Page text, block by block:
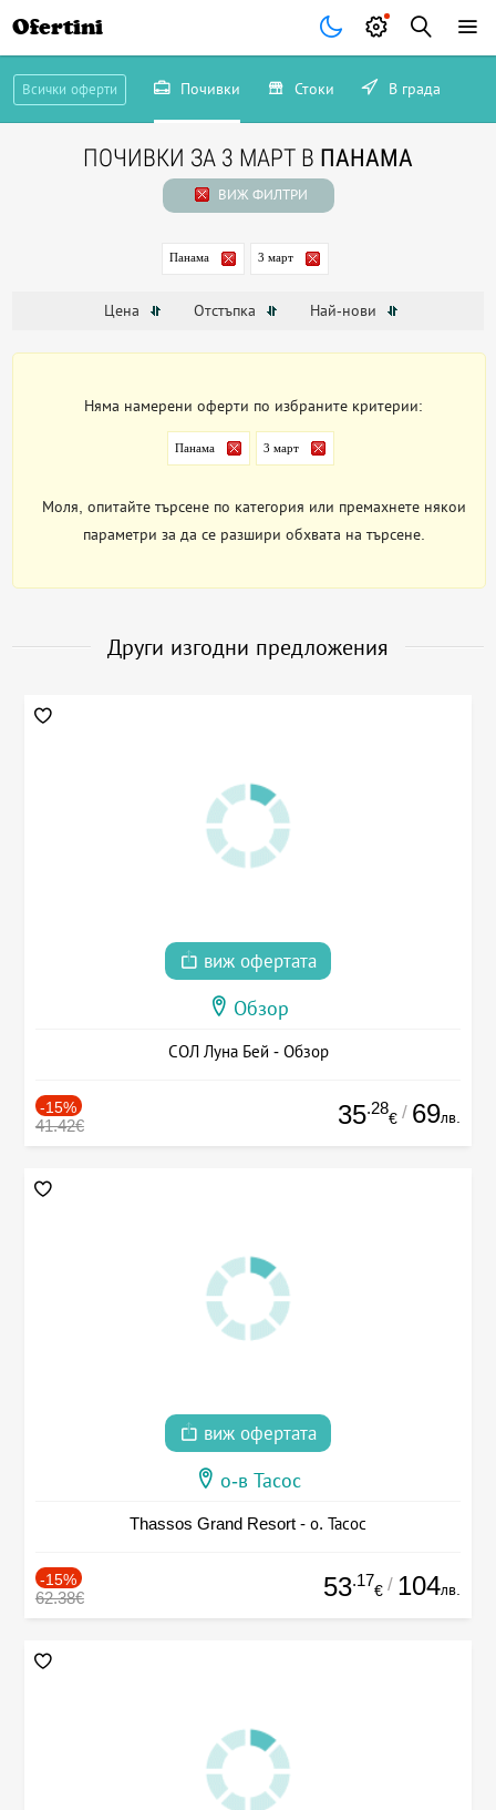
Ofertini
Всички оферти Почивки Стоки В града
ПОЧИВКИ ЗА 3 МАРТ В ПАНАМА
ВИЖ ФИЛТРИ
Панама 3 март
Цена Отстъпка Най-нови
Няма намерени оферти по избраните критерии:
Панама 3 март
Моля, опитайте търсене по категория или премахнете някои
параметри за да се разшири обхвата на търсене.
Други изгодни предложения
виж офертата
Обзор
СОЛ Луна Бей - Обзор
-15%
41.42€ 35.28
€ / 69лв.
виж офертата
о-в Тасос
Thassos Grand Resort - о. Тасос
-15%
62.38€ 53.17
€ / 104лв.